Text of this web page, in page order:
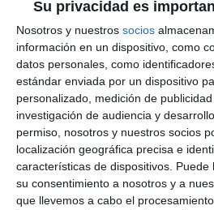
Su privacidad es
Nosotros y nuestros socios
información en un dispositivo, como
datos personales, como
estándar enviada por un dispositivo
personalizado, medición de publicidad
investigación de audiencia y
permiso, nosotros y nuestros socios
localización geográfica precisa e
características de dispositivos.
su consentimiento a nosotros y a
que llevemos a cabo el